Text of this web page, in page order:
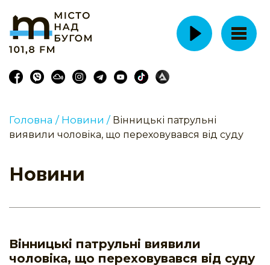
Головна / Новини / Вінницькі патрульні
виявили чоловіка, що переховувався від суду
Новини
Вінницькі патрульні виявили
чоловіка, що переховувався від суду